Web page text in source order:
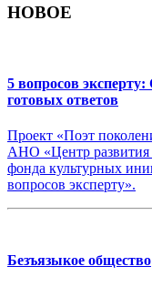
НОВОЕ
5 вопросов эксперту:
готовых ответов
Проект «Поэт
АНО «Центр
фонда культурных
вопросов эксперту».
Безъязыкое общество